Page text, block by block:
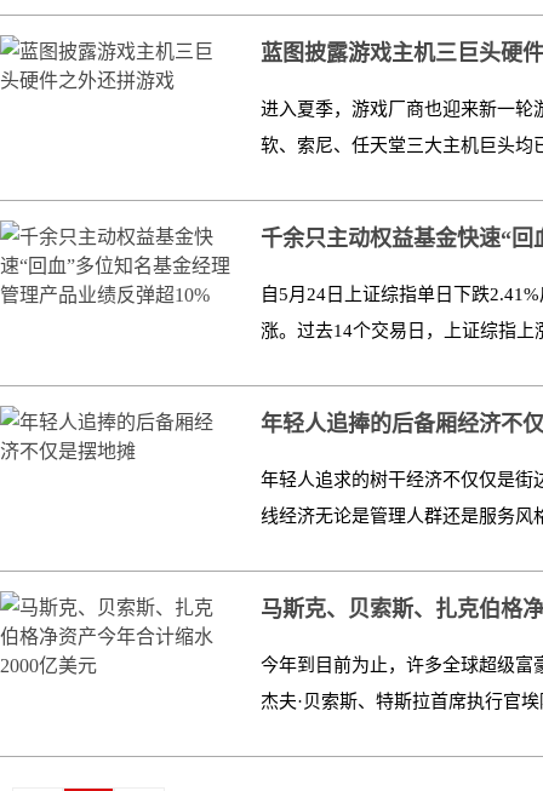
蓝图披露游戏主机三巨头硬
进入夏季，游戏厂商也迎来新一轮
软、索尼、任天堂三大主机巨头均
千余只主动权益基金快速“
自5月24日上证综指单日下跌
涨。过去14个交易日，上证综指上
年轻人追捧的后备厢经济不
年轻人追求的树干经济不仅仅是街
线经济无论是管理人群还是服务
马斯克、贝索斯、扎克伯格
今年到目前为止，许多全球超级富
杰夫·贝索斯、特斯拉首席执行官